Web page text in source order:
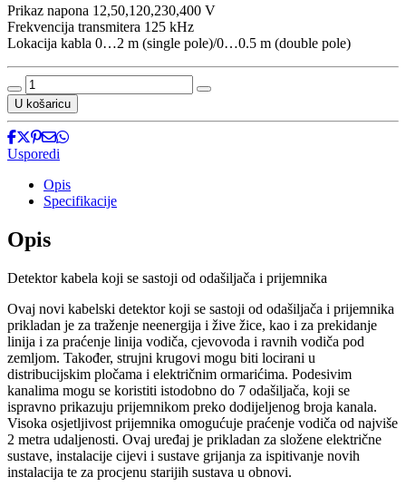
Prikaz napona 12,50,120,230,400 V
Frekvencija transmitera 125 kHz
Lokacija kabla 0…2 m (single pole)/0…0.5 m (double pole)
Detektor
kablova
PKT-
3435
količina
U košaricu
Usporedi
Opis
Specifikacije
Opis
Detektor kabela koji se sastoji od odašiljača i prijemnika
Ovaj novi kabelski detektor koji se sastoji od odašiljača i prijemnika
prikladan je za traženje neenergija i žive žice, kao i za prekidanje
linija i za praćenje linija vodiča, cjevovoda i ravnih vodiča pod
zemljom. Također, strujni krugovi mogu biti locirani u
distribucijskim pločama i električnim ormarićima. Podesivim
kanalima mogu se koristiti istodobno do 7 odašiljača, koji se
ispravno prikazuju prijemnikom preko dodijeljenog broja kanala.
Visoka osjetljivost prijemnika omogućuje praćenje vodiča od najviše
2 metra udaljenosti. Ovaj uređaj je prikladan za složene električne
sustave, instalacije cijevi i sustave grijanja za ispitivanje novih
instalacija te za procjenu starijih sustava u obnovi.